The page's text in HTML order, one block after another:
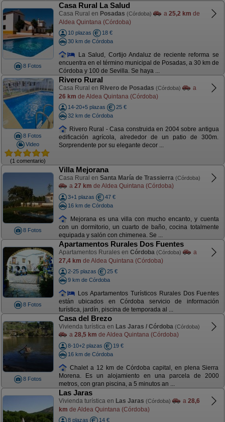
8 Fotos
Casa Rural La Salud
Casa Rural en Posadas (Córdoba) a 25,2 km de
Aldea Quintana (Córdoba)
10 plazas
18 €
30 km de Córdoba
La Salud, Cortijo Andaluz de reciente reforma se
encuentra en el término municipal de Posadas, a 30 km de
Córdoba y 100 de Sevilla. Se haya ...
8 Fotos
Video
(1 comentario)
Rivero Rural
Casa Rural en Rivero de Posadas (Córdoba)
a
26 km de Aldea Quintana (Córdoba)
14-20+5 plazas
25 €
32 km de Córdoba
Rivero Rural - Casa construida en 2004 sobre antigua
edificación agrícola, alrededor de un patio de 300m.
Sorprendente por su elegante decor ...
8 Fotos
Villa Mejorana
Casa Rural en Santa María de Trassierra (Córdoba)
a 27 km de Aldea Quintana (Córdoba)
3+1 plazas
47 €
16 km de Córdoba
Mejorana es una villa con mucho encanto, y cuenta
con un dormitorio, un cuarto de baño, cocina totalmente
equipada y salón con chimenea. Se ...
8 Fotos
Apartamentos Rurales Dos Fuentes
Apartamentos Rurales en Córdoba (Córdoba)
a
27,4 km de Aldea Quintana (Córdoba)
2-25 plazas
25 €
9 km de Córdoba
Los Apartamentos Turísticos Rurales Dos Fuentes
están ubicados en Córdoba servicio de información
turística, jardín, piscina de temporada al ...
8 Fotos
Casa del Brezo
Vivienda turística en Las Jaras / Córdoba (Córdoba)
a 28,5 km de Aldea Quintana (Córdoba)
8-10+2 plazas
19 €
16 km de Córdoba
Chalet a 12 km de Córdoba capital, en plena Sierra
Morena. Es un alojamiento en una parcela de 2000
metros, con gran piscina, a 5 minutos an ...
Las Jaras
Vivienda turística en Las Jaras (Córdoba) a 28,6
km de Aldea Quintana (Córdoba)
8 plazas 14 €